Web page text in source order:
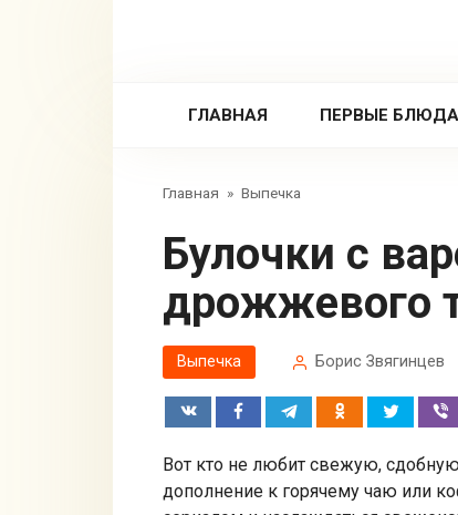
ГЛАВНАЯ ПЕРВЫЕ БЛЮДА
Главная » Выпечка
Булочки с вареной сгущенкой из
дрожжевого
Выпечка Борис Звягинцев
Вот кто не любит свежую,
дополнение к горячему чаю или